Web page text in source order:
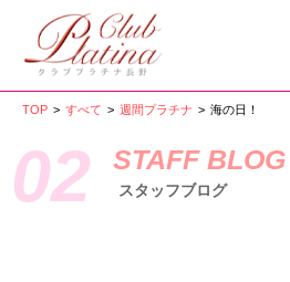
TOP > すべて > 週間プラチナ > 海の日！
02 STAFF BLOG
スタッフブログ